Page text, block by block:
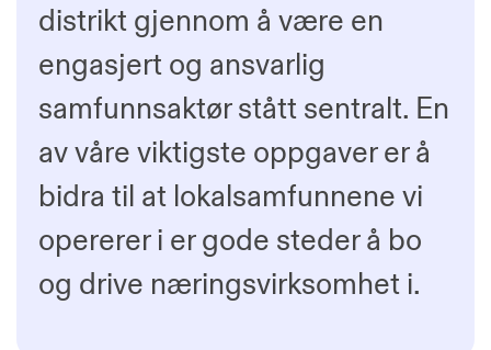
distrikt gjennom å være en
engasjert og ansvarlig
samfunnsaktør stått sentralt. En
av våre viktigste oppgaver er å
bidra til at lokalsamfunnene vi
opererer i er gode steder å bo
og drive næringsvirksomhet i.